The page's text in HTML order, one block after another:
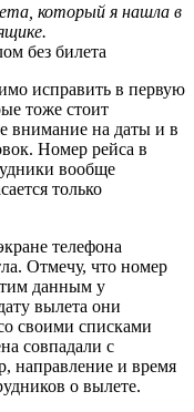
который я нашла в
исправить в первую
тоже стоит
внимание на даты и в
Номер рейса в
вообще
только
телефона
Отмечу, что номер
данным у
вылета они
своими списками
совпадали с
направление и время
о вылете.